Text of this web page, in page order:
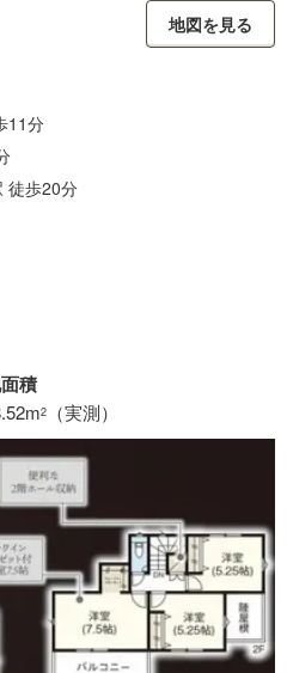
地図を見る
11分
徒歩20分
積
2 （実測）